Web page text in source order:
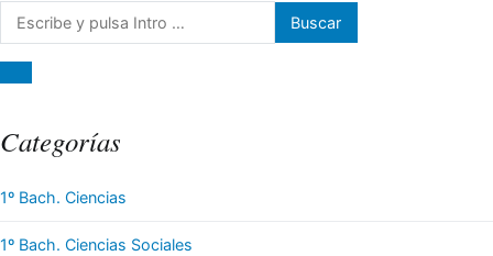
Buscar:
Categorías
1º Bach. Ciencias
1º Bach. Ciencias Sociales